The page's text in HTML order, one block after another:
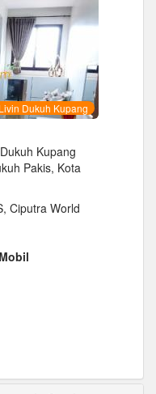
Dukuh Kupang
Kupang
Pakis, Kota
Ciputra World